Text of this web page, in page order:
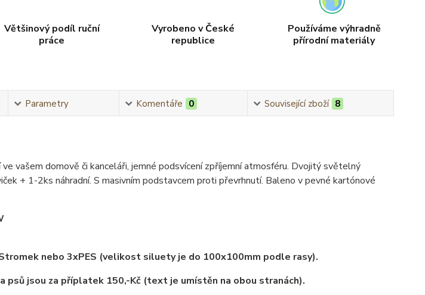
Většinový podíl ruční
práce
Vyrobeno v České
republice
Používáme výhradně
přírodní materiály
Parametry Komentáře 0 Související zboží 8
vašem domově či kanceláři, jemné podsvícení zpříjemní atmosféru. Dvojitý světelný
+ 1-2ks náhradní. S masivním podstavcem proti převrhnutí. Baleno v pevné kartónové
nebo 3xPES (velikost siluety je do 100x100mm podle rasy).
psů jsou za příplatek 150,-Kč (text je umístěn na obou stranách).